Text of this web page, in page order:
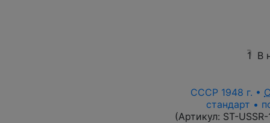
1 В
СССР 1948 г. •
стандарт •
(Артикул: ST-